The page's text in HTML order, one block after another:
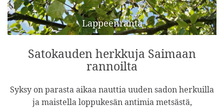
Lappeenranta
Satokauden herkkuja Saimaan
rannoilta
Syksy on parasta aikaa nauttia uuden sadon herkuilla
ja maistella loppukesän antimia metsästä,